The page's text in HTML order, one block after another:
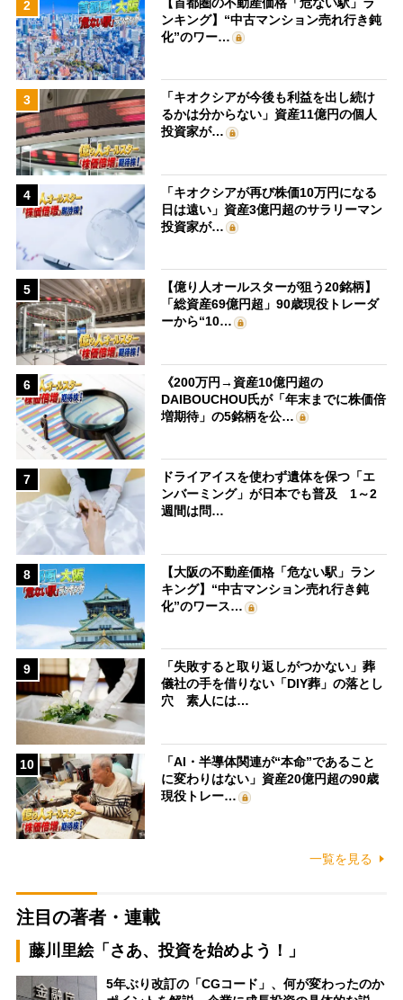
2
ンキング】“中古マンション売れ行き鈍
化”のワー…
3
「キオクシアが今後も利益を出し続け
るかは分からない」資産11億円の個人
投資家が…
4
「キオクシアが再び株価10万円になる
日は遠い」資産3億円超のサラリーマン
投資家が…
5
【億り人オールスターが狙う20銘柄】
「総資産69億円超」90歳現役トレーダ
ーから“10…
6
《200万円→資産10億円超の
DAIBOUCHOU氏が「年末までに株価倍
増期待」の5銘柄を公…
7
ドライアイスを使わず遺体を保つ「エ
ンバーミング」が日本でも普及 1～2
週間は問…
8
【大阪の不動産価格「危ない駅」ラン
キング】“中古マンション売れ行き鈍
化”のワース…
9
「失敗すると取り返しがつかない」葬
儀社の手を借りない「DIY葬」の落とし
穴 素人には…
10
「AI・半導体関連が“本命”であること
に変わりはない」資産20億円超の90歳
現役トレー…
一覧を見る
注目の著者・連載
藤川里絵「さあ、投資を始めよう！」
5年ぶり改訂の「CGコード」、何が変わったのか